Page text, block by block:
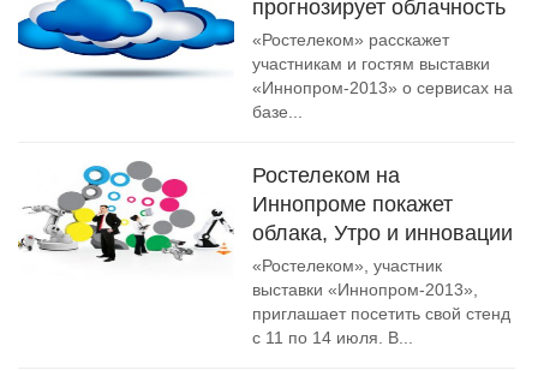
прогнозирует облачность
«Ростелеком» расскажет
участникам и гостям выставки
«Иннопром-2013» о сервисах на
базе...
Ростелеком на
Иннопроме покажет
облака, Утро и инновации
«Ростелеком», участник
выставки «Иннопром-2013»,
приглашает посетить свой стенд
с 11 по 14 июля. В...